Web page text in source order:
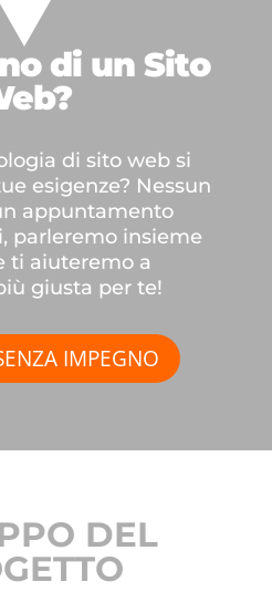
di un Sito
di sito web si
esigenze? Nessun
appuntamento
parleremo insieme
ti aiuteremo a
giusta per te!
IMPEGNO
DEL